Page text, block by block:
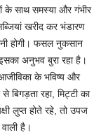
के साथ समस्या और गंभीर
खरीद कर भंडारण
होगी। फसल नुकसान
अनुभव बुरा रहा है।
के भविष्य और
बिगड़ता रहा, मिट्टी का
लुप्त होते रहे, तो उपज
है।